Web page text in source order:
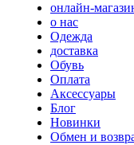
онлайн-
о нас
Одежда
доставка
Обувь
Оплата
Аксессуары
Блог
Новинки
Обмен и